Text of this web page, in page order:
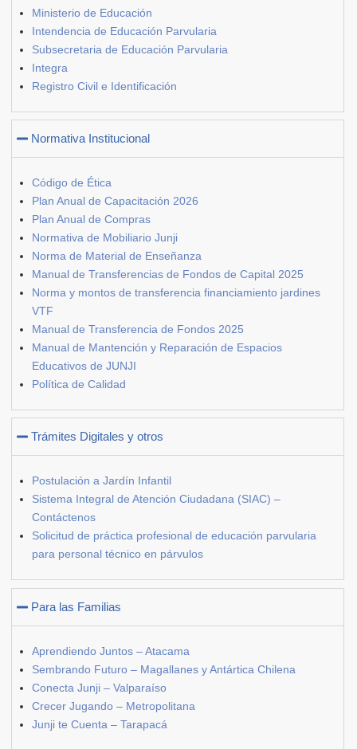
Ministerio de Educación
Intendencia de Educación Parvularia
Subsecretaria de Educación Parvularia
Integra
Registro Civil e Identificación
Normativa Institucional
Código de Ética
Plan Anual de Capacitación 2026
Plan Anual de Compras
Normativa de Mobiliario Junji
Norma de Material de Enseñanza
Manual de Transferencias de Fondos de Capital 2025
Norma y montos de transferencia financiamiento jardines
VTF
Manual de Transferencia de Fondos 2025
Manual de Mantención y Reparación de Espacios
Educativos de JUNJI
Política de Calidad
Trámites Digitales y otros
Postulación a Jardín Infantil
Sistema Integral de Atención Ciudadana (SIAC) –
Contáctenos
Solicitud de práctica profesional de educación parvularia
para personal técnico en párvulos
Para las Familias
Aprendiendo Juntos – Atacama
Sembrando Futuro – Magallanes y Antártica Chilena
Conecta Junji – Valparaíso
Crecer Jugando – Metropolitana
Junji te Cuenta – Tarapacá